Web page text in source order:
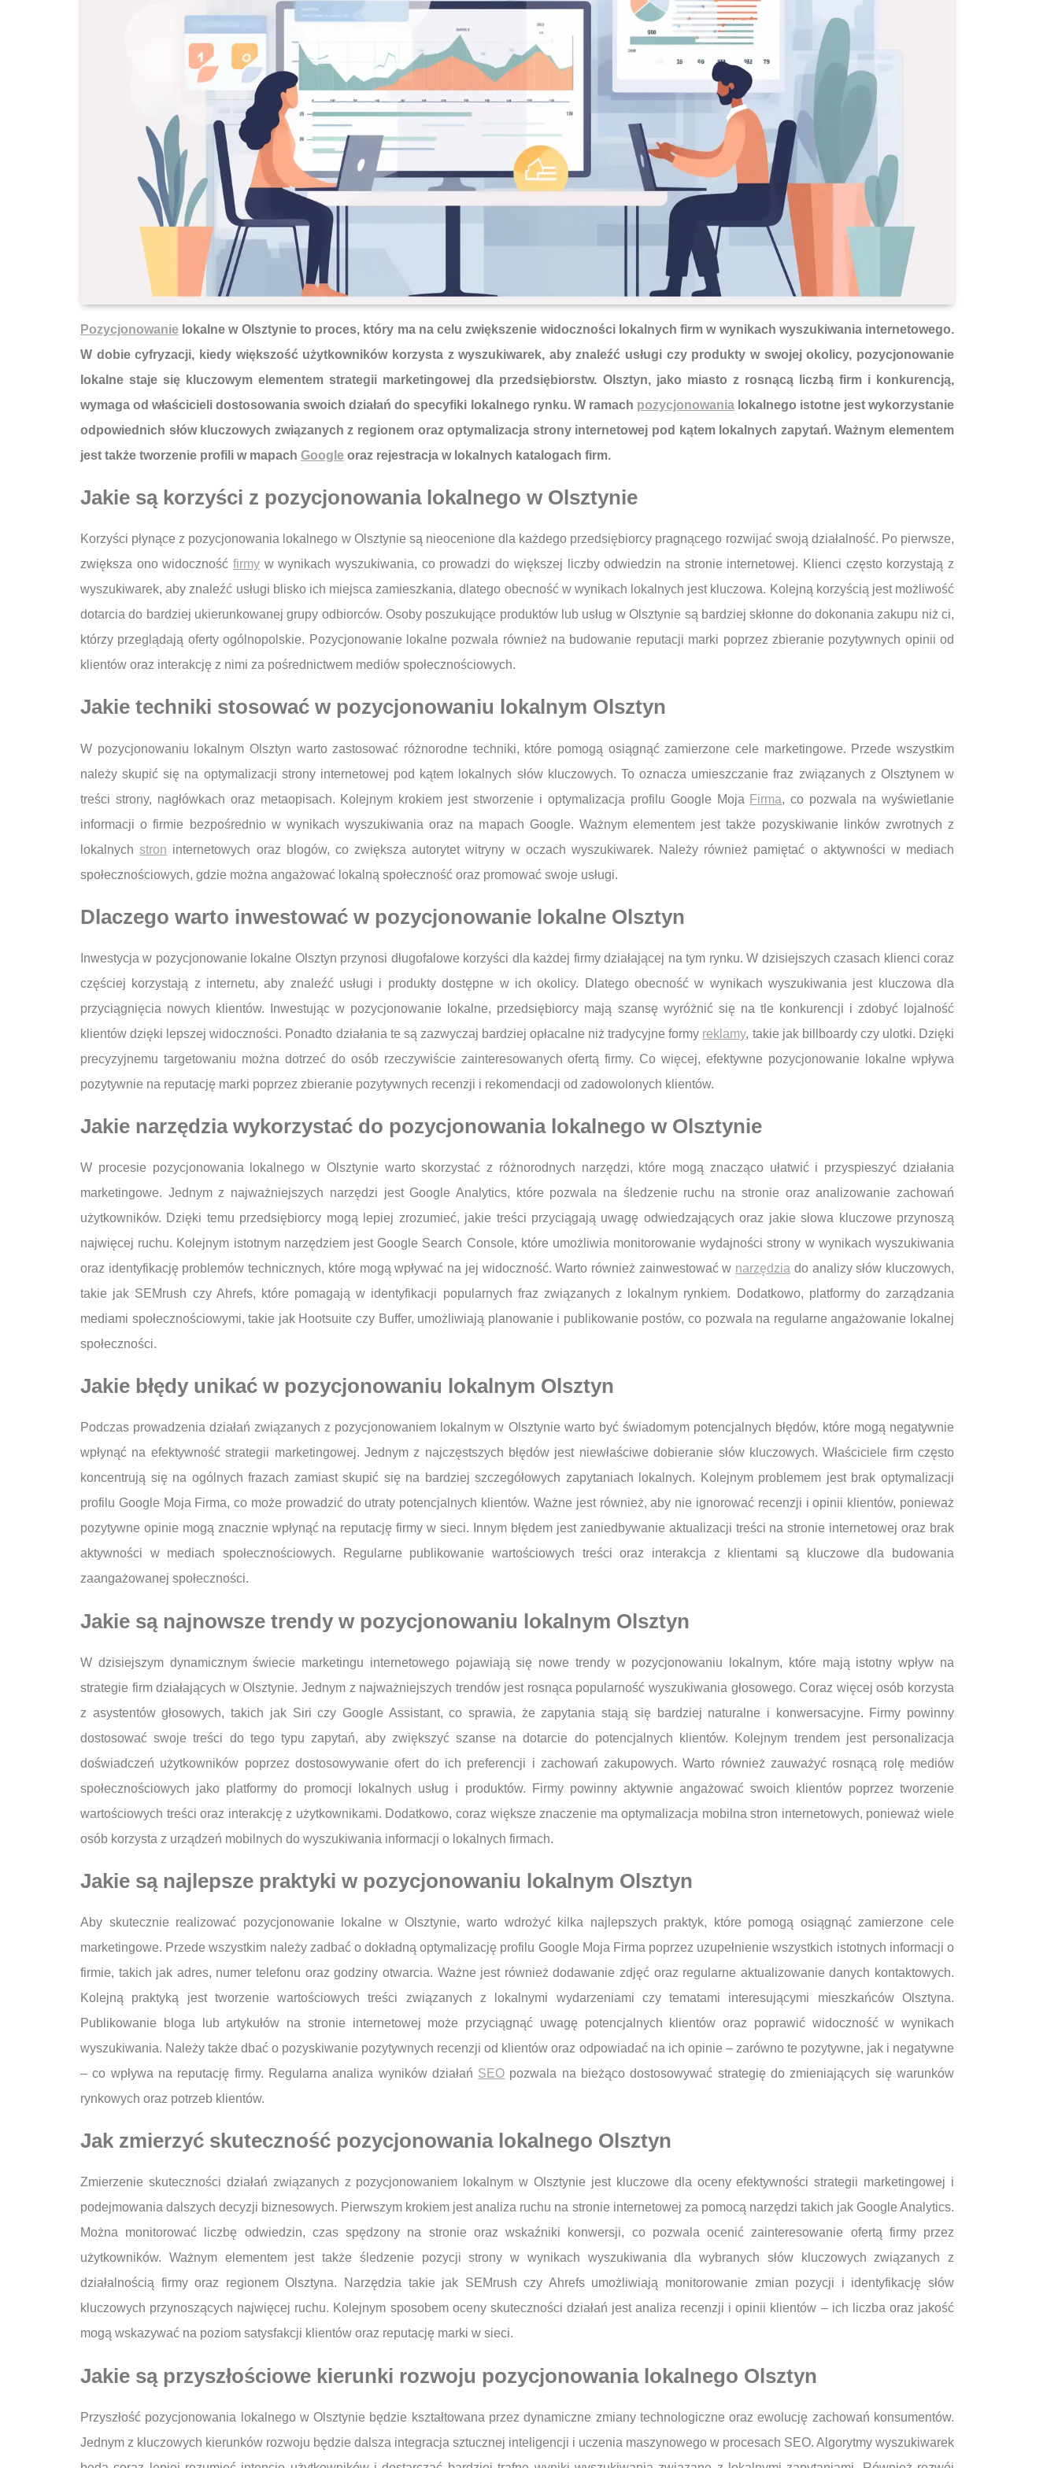
Pozycjonowanie lokalne w Olsztynie to proces, który ma na celu zwiększenie widoczności lokalnych firm w wynikach wyszukiwania internetowego.
W dobie cyfryzacji, kiedy większość użytkowników korzysta z wyszukiwarek, aby znaleźć usługi czy produkty w swojej okolicy, pozycjonowanie
lokalne staje się kluczowym elementem strategii marketingowej dla przedsiębiorstw. Olsztyn, jako miasto z rosnącą liczbą firm i konkurencją,
wymaga od właścicieli dostosowania swoich działań do specyfiki lokalnego rynku. W ramach pozycjonowanialokalnego istotne jest wykorzystanie
odpowiednich słów kluczowych związanych z regionem oraz optymalizacja strony internetowej pod kątem lokalnych zapytań. Ważnym elementem
jest także tworzenie profili w mapach Google oraz rejestracja w lokalnych katalogach firm.
Jakie są korzyści z pozycjonowania lokalnego w Olsztynie
Korzyści płynące z pozycjonowania lokalnego w Olsztynie są nieocenione dla każdego przedsiębiorcy pragnącego rozwijać swoją działalność. Po pierwsze,
zwiększa ono widocznośćfirmy w wynikach wyszukiwania, co prowadzi do większej liczby odwiedzin na stronie internetowej. Klienci często korzystają z
wyszukiwarek, aby znaleźć usługi blisko ich miejsca zamieszkania, dlatego obecność w wynikach lokalnych jest kluczowa. Kolejną korzyścią jest możliwość
dotarcia do bardziej ukierunkowanej grupy odbiorców. Osoby poszukujące produktów lub usług w Olsztynie są bardziej skłonne do dokonania zakupu niż ci,
którzy przeglądają oferty ogólnopolskie. Pozycjonowanie lokalne pozwala również na budowanie reputacji marki poprzez zbieranie pozytywnych opinii od
klientów oraz interakcję z nimi za pośrednictwem mediów społecznościowych.
Jakie techniki stosować w pozycjonowaniu lokalnym Olsztyn
W pozycjonowaniu lokalnym Olsztyn warto zastosować różnorodne techniki, które pomogą osiągnąć zamierzone cele marketingowe. Przede wszystkim
należy skupić się na optymalizacji strony internetowej pod kątem lokalnych słów kluczowych. To oznacza umieszczanie fraz związanych z Olsztynem w
treści strony, nagłówkach oraz metaopisach. Kolejnym krokiem jest stworzenie i optymalizacja profilu Google Moja Firma, co pozwala na wyświetlanie
informacji o firmie bezpośrednio w wynikach wyszukiwania oraz na mapach Google. Ważnym elementem jest także pozyskiwanie linków zwrotnych z
lokalnychstron internetowych oraz blogów, co zwiększa autorytet witryny w oczach wyszukiwarek. Należy również pamiętać o aktywności w mediach
społecznościowych, gdzie można angażować lokalną społeczność oraz promować swoje usługi.
Dlaczego warto inwestować w pozycjonowanie lokalne Olsztyn
Inwestycja w pozycjonowanie lokalne Olsztyn przynosi długofalowe korzyści dla każdej firmy działającej na tym rynku. W dzisiejszych czasach klienci coraz
częściej korzystają z internetu, aby znaleźć usługi i produkty dostępne w ich okolicy. Dlatego obecność w wynikach wyszukiwania jest kluczowa dla
przyciągnięcia nowych klientów. Inwestując w pozycjonowanie lokalne, przedsiębiorcy mają szansę wyróżnić się na tle konkurencji i zdobyć lojalność
klientów dzięki lepszej widoczności. Ponadto działania te są zazwyczaj bardziej opłacalne niż tradycyjne formy reklamy, takie jak billboardy czy ulotki. Dzięki
precyzyjnemu targetowaniu można dotrzeć do osób rzeczywiście zainteresowanych ofertą firmy. Co więcej, efektywne pozycjonowanie lokalne wpływa
pozytywnie na reputację marki poprzez zbieranie pozytywnych recenzji i rekomendacji od zadowolonych klientów.
Jakie narzędzia wykorzystać do pozycjonowania lokalnego w Olsztynie
W procesie pozycjonowania lokalnego w Olsztynie warto skorzystać z różnorodnych narzędzi, które mogą znacząco ułatwić i przyspieszyć działania
marketingowe. Jednym z najważniejszych narzędzi jest Google Analytics, które pozwala na śledzenie ruchu na stronie oraz analizowanie zachowań
użytkowników. Dzięki temu przedsiębiorcy mogą lepiej zrozumieć, jakie treści przyciągają uwagę odwiedzających oraz jakie słowa kluczowe przynoszą
najwięcej ruchu. Kolejnym istotnym narzędziem jest Google Search Console, które umożliwia monitorowanie wydajności strony w wynikach wyszukiwania
oraz identyfikację problemów technicznych, które mogą wpływać na jej widoczność. Warto również zainwestować w narzędzia do analizy słów kluczowych,
takie jak SEMrush czy Ahrefs, które pomagają w identyfikacji popularnych fraz związanych z lokalnym rynkiem. Dodatkowo, platformy do zarządzania
mediami społecznościowymi, takie jak Hootsuite czy Buffer, umożliwiają planowanie i publikowanie postów, co pozwala na regularne angażowanie lokalnej
społeczności.
Jakie błędy unikać w pozycjonowaniu lokalnym Olsztyn
Podczas prowadzenia działań związanych z pozycjonowaniem lokalnym w Olsztynie warto być świadomym potencjalnych błędów, które mogą negatywnie
wpłynąć na efektywność strategii marketingowej. Jednym z najczęstszych błędów jest niewłaściwe dobieranie słów kluczowych. Właściciele firm często
koncentrują się na ogólnych frazach zamiast skupić się na bardziej szczegółowych zapytaniach lokalnych. Kolejnym problemem jest brak optymalizacji
profilu Google Moja Firma, co może prowadzić do utraty potencjalnych klientów. Ważne jest również, aby nie ignorować recenzji i opinii klientów, ponieważ
pozytywne opinie mogą znacznie wpłynąć na reputację firmy w sieci. Innym błędem jest zaniedbywanie aktualizacji treści na stronie internetowej oraz brak
aktywności w mediach społecznościowych. Regularne publikowanie wartościowych treści oraz interakcja z klientami są kluczowe dla budowania
zaangażowanej społeczności.
Jakie są najnowsze trendy w pozycjonowaniu lokalnym Olsztyn
W dzisiejszym dynamicznym świecie marketingu internetowego pojawiają się nowe trendy w pozycjonowaniu lokalnym, które mają istotny wpływ na
strategie firm działających w Olsztynie. Jednym z najważniejszych trendów jest rosnąca popularność wyszukiwania głosowego. Coraz więcej osób korzysta
z asystentów głosowych, takich jak Siri czy Google Assistant, co sprawia, że zapytania stają się bardziej naturalne i konwersacyjne. Firmy powinny
dostosować swoje treści do tego typu zapytań, aby zwiększyć szanse na dotarcie do potencjalnych klientów. Kolejnym trendem jest personalizacja
doświadczeń użytkowników poprzez dostosowywanie ofert do ich preferencji i zachowań zakupowych. Warto również zauważyć rosnącą rolę mediów
społecznościowych jako platformy do promocji lokalnych usług i produktów. Firmy powinny aktywnie angażować swoich klientów poprzez tworzenie
wartościowych treści oraz interakcję z użytkownikami. Dodatkowo, coraz większe znaczenie ma optymalizacja mobilna stron internetowych, ponieważ wiele
osób korzysta z urządzeń mobilnych do wyszukiwania informacji o lokalnych firmach.
Jakie są najlepsze praktyki w pozycjonowaniu lokalnym Olsztyn
Aby skutecznie realizować pozycjonowanie lokalne w Olsztynie, warto wdrożyć kilka najlepszych praktyk, które pomogą osiągnąć zamierzone cele
marketingowe. Przede wszystkim należy zadbać o dokładną optymalizację profilu Google Moja Firma poprzez uzupełnienie wszystkich istotnych informacji o
firmie, takich jak adres, numer telefonu oraz godziny otwarcia. Ważne jest również dodawanie zdjęć oraz regularne aktualizowanie danych kontaktowych.
Kolejną praktyką jest tworzenie wartościowych treści związanych z lokalnymi wydarzeniami czy tematami interesującymi mieszkańców Olsztyna.
Publikowanie bloga lub artykułów na stronie internetowej może przyciągnąć uwagę potencjalnych klientów oraz poprawić widoczność w wynikach
wyszukiwania. Należy także dbać o pozyskiwanie pozytywnych recenzji od klientów oraz odpowiadać na ich opinie – zarówno te pozytywne, jak i negatywne
– co wpływa na reputację firmy. Regularna analiza wyników działań SEO pozwala na bieżąco dostosowywać strategię do zmieniających się warunków
rynkowych oraz potrzeb klientów.
Jak zmierzyć skuteczność pozycjonowania lokalnego Olsztyn
Zmierzenie skuteczności działań związanych z pozycjonowaniem lokalnym w Olsztynie jest kluczowe dla oceny efektywności strategii marketingowej i
podejmowania dalszych decyzji biznesowych. Pierwszym krokiem jest analiza ruchu na stronie internetowej za pomocą narzędzi takich jak Google Analytics.
Można monitorować liczbę odwiedzin, czas spędzony na stronie oraz wskaźniki konwersji, co pozwala ocenić zainteresowanie ofertą firmy przez
użytkowników. Ważnym elementem jest także śledzenie pozycji strony w wynikach wyszukiwania dla wybranych słów kluczowych związanych z
działalnością firmy oraz regionem Olsztyna. Narzędzia takie jak SEMrush czy Ahrefs umożliwiają monitorowanie zmian pozycji i identyfikację słów
kluczowych przynoszących najwięcej ruchu. Kolejnym sposobem oceny skuteczności działań jest analiza recenzji i opinii klientów – ich liczba oraz jakość
mogą wskazywać na poziom satysfakcji klientów oraz reputację marki w sieci.
Jakie są przyszłościowe kierunki rozwoju pozycjonowania lokalnego Olsztyn
Przyszłość pozycjonowania lokalnego w Olsztynie będzie kształtowana przez dynamiczne zmiany technologiczne oraz ewolucję zachowań konsumentów.
Jednym z kluczowych kierunków rozwoju będzie dalsza integracja sztucznej inteligencji i uczenia maszynowego w procesach SEO. Algorytmy wyszukiwarek